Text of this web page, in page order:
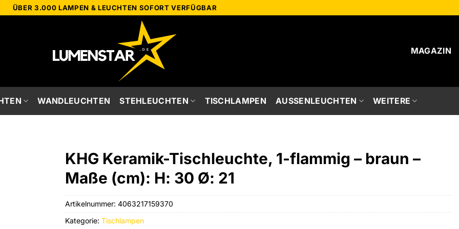
ÜBER 3.000 LAMPEN & LEUCHTEN SOFORT VERFÜGBAR
MAGAZIN
WANDLEUCHTEN STEHLEUCHTEN TISCHLAMPEN AUSSENLEUCHTEN WEITERE
KHG Keramik-Tischleuchte, 1-flammig – braun –
Maße (cm): H: 30 Ø: 21
Artikelnummer: 4063217159370
Kategorie: Tischlampen